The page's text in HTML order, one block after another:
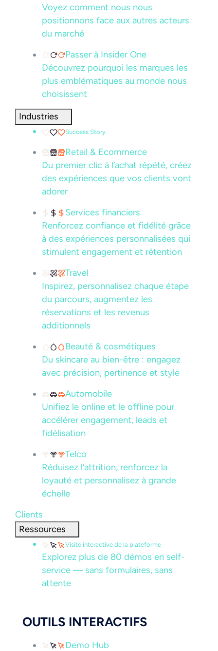
Voyez comment nous nous
positionnons face aux autres acteurs
du marché
Passer à Insider One
Découvrez pourquoi les marques les
plus emblématiques au monde nous
choisissent
Industries
Success Story
Retail & Ecommerce
Du premier clic à l’achat répété, créez
des expériences que vos clients vont
adorer
Services financiers
Renforcez confiance et fidélité grâce
à des expériences personnalisées qui
stimulent engagement et rétention
Travel
Inspirez, personnalisez chaque étape
du parcours, augmentez les
réservations et les revenus
additionnels
Beauté & cosmétiques
Du skincare au bien-être : engagez
avec précision, pertinence et style
Automobile
Unifiez le online et le offline pour
accélérer engagement, leads et
fidélisation
Telco
Réduisez l’attrition, renforcez la
loyauté et personnalisez à grande
échelle
Clients
Ressources
Visite interactive de la plateforme
Explorez plus de 80 démos en self-
service — sans formulaires, sans
attente
OUTILS INTERACTIFS
Demo Hub